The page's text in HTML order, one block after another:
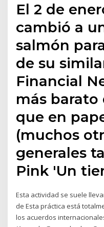
El 2 de
cambió a
salmón
de su
Financial
más
que en
(muchos
generales
Pink 'Un
Esta actividad se suele
de Esta práctica está
los acuerdos